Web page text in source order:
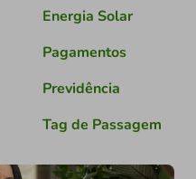
Energia Solar
Pagamentos
Previdência
Tag de Passagem